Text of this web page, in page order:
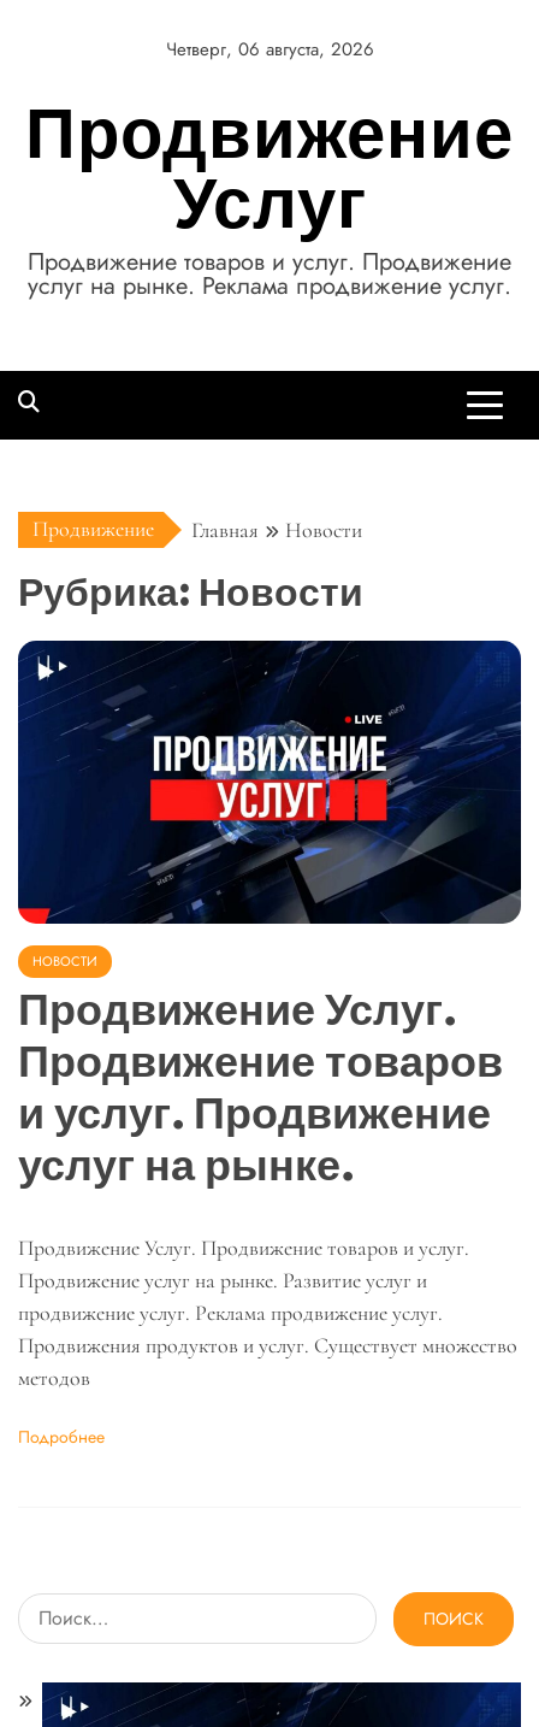
Четверг, 06 августа, 2026
Продвижение
Услуг
Продвижение товаров и услуг. Продвижение
услуг на рынке. Реклама продвижение услуг.
Продвижение Главная Новости
Рубрика: Новости
НОВОСТИ
Продвижение Услуг.
Продвижение товаров
и услуг. Продвижение
услуг на рынке.
Продвижение Услуг. Продвижение товаров и услуг.
Продвижение услуг на рынке. Развитие услуг и
продвижение услуг. Реклама продвижение услуг.
Продвижения продуктов и услуг. Существует множество
методов
Подробнее
Найти: